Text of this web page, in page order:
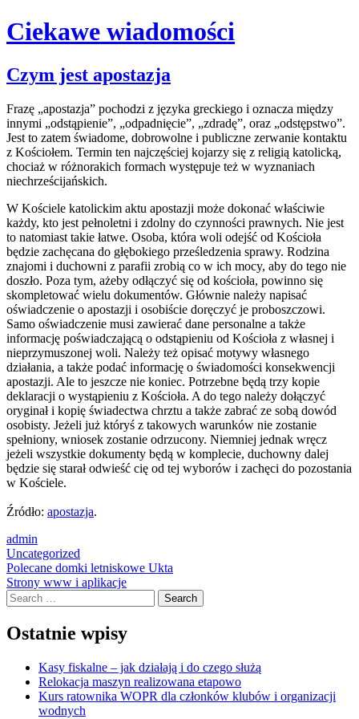
Ciekawe wiadomości
Skip
to
Czym jest apostazja
Frazę „apostazja” pochodzi z języka greckiego i oznacza między
innymi „odstąpienie”, „odpadnięcie”, „zdradę”, oraz „odstępstwo”.
Jest to zatem świadome, dobrowolne i publiczne zerwanie kontaktu
z Kościołem. Termin ten najczęściej kojarzy się z religią katolicką,
chociaż w różnorakich formach występuje też w wyznaniach
niechrześcijańskich.
W Kościele katolickim aktu apostazji może dokonać właściwie
każdy, kto jest pełnoletni i zdolny do czynności prawnych. Nie jest
to natomiast takie łatwe. Osoba, która woli odejść od Kościoła
będzie zachęcana do głębokiego prześledzenia sprawy. Rodzina
znajomi i duchowni z parafii zrobią co w ich mocy, aby do tego nie
doszło. Poza tym, ażeby odłączyć się od kościoła, powinno się
skompletować wielu dokumentów. Głównie należy napisać
oświadczenie o apostazji i osobiście doręczyć je proboszczowi.
Samo oświadczenie musi zawierać dane personalne a także
informację poświadczającą o odstąpieniu od Kościoła z własnej i
nieprzymuszonej woli. Należy też opisać motywy własnego
działania, a także podać informację o świadomości konsekwencji
apostazji. Ale to jeszcze nie koniec. Potrzebne będą trzy kopie
deklaracji o wystąpieniu z Kościoła. A do tego należy dołączyć
oryginał i kopię świadectwa chrztu a także zabrać ze sobą dowód
osobisty. Jeżeli już któryś z takowych warunków nie zostanie
spełniony, wniosek zostanie odrzucony. Niemniej jednak wręcz
jeżeli wszystkie dokumenty będą w komplecie, duchowny dalej
będzie się starał odwieść cię od tej wyborów i zachęci do pozostania
w Kościele.
Źródło: apostazja.
admin
Uncategorized
Post
navigation
Polecane domki letniskowe Ukta
Strony www i aplikacje
Search
Ostatnie wpisy
Kasy fiskalne – jak działają i do czego służą
Relokacja maszyn realizowana etapowo
Kurs ratownika WOPR dla członków klubów i organizacji
wodnych